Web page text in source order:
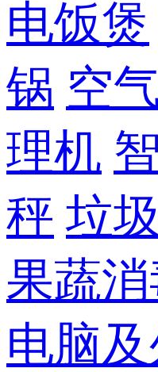
电饭煲
锅 空
理机
秤 垃
果蔬
电脑